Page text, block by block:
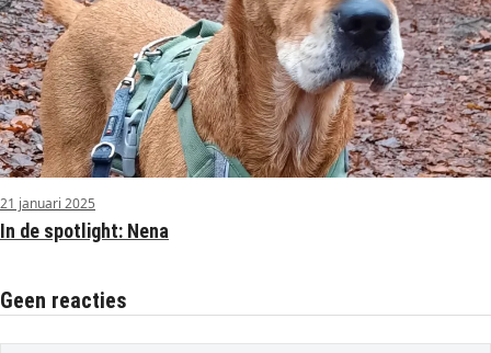
21 januari 2025
In de spotlight: Nena
Geen reacties